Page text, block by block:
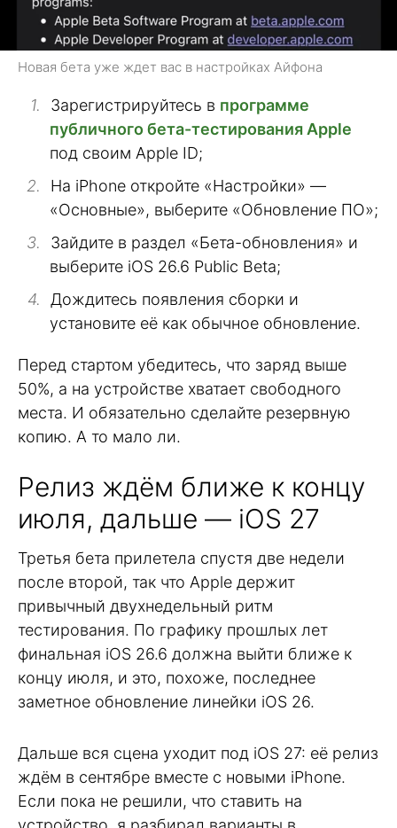
Новая бета уже ждет вас в настройках Айфона
Зарегистрируйтесь в программе
публичного бета-тестирования Apple
под своим Apple ID;
На iPhone откройте «Настройки» —
«Основные», выберите «Обновление ПО»;
Зайдите в раздел «Бета-обновления» и
выберите iOS 26.6 Public Beta;
Дождитесь появления сборки и
установите её как обычное обновление.
Перед стартом убедитесь, что заряд выше
50%, а на устройстве хватает свободного
места. И обязательно сделайте резервную
копию. А то мало ли.
Релиз ждём ближе к концу
июля, дальше — iOS 27
Третья бета прилетела спустя две недели
после второй, так что Apple держит
привычный двухнедельный ритм
тестирования. По графику прошлых лет
финальная iOS 26.6 должна выйти ближе к
концу июля, и это, похоже, последнее
заметное обновление линейки iOS 26.
Дальше вся сцена уходит под iOS 27: её релиз
ждём в сентябре вместе с новыми iPhone.
Если пока не решили, что ставить на